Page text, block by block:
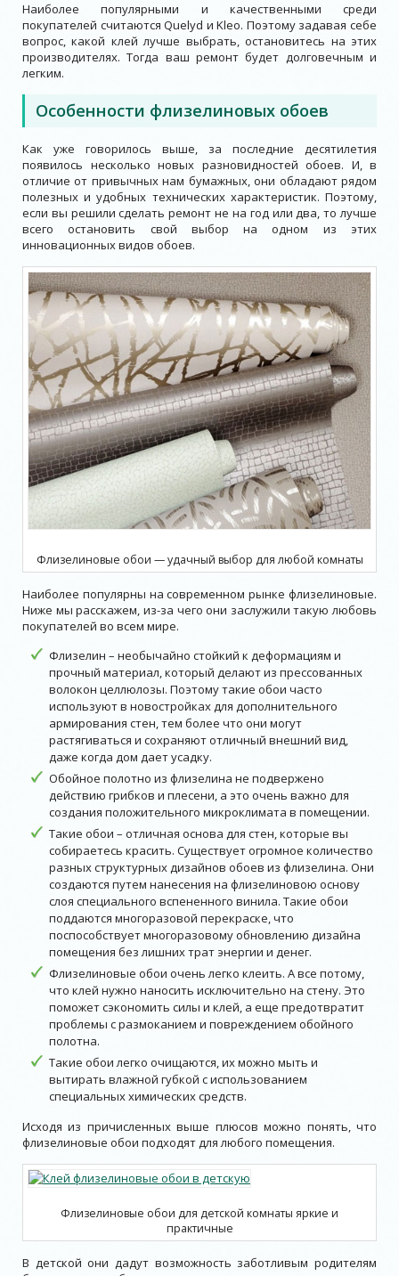
Наиболее популярными и качественными среди
покупателей считаются Quelyd и Kleo. Поэтому задавая себе
вопрос, какой клей лучше выбрать, остановитесь на этих
производителях. Тогда ваш ремонт будет долговечным и
легким.
Особенности флизелиновых обоев
Как уже говорилось выше, за последние десятилетия
появилось несколько новых разновидностей обоев. И, в
отличие от привычных нам бумажных, они обладают рядом
полезных и удобных технических характеристик. Поэтому,
если вы решили сделать ремонт не на год или два, то лучше
всего остановить свой выбор на одном из этих
инновационных видов обоев.
Флизелиновые обои — удачный выбор для любой комнаты
Наиболее популярны на современном рынке флизелиновые.
Ниже мы расскажем, из-за чего они заслужили такую любовь
покупателей во всем мире.
Флизелин – необычайно стойкий к деформациям и
прочный материал, который делают из прессованных
волокон целлюлозы. Поэтому такие обои часто
используют в новостройках для дополнительного
армирования стен, тем более что они могут
растягиваться и сохраняют отличный внешний вид,
даже когда дом дает усадку.
Обойное полотно из флизелина не подвержено
действию грибков и плесени, а это очень важно для
создания положительного микроклимата в помещении.
Такие обои – отличная основа для стен, которые вы
собираетесь красить. Существует огромное количество
разных структурных дизайнов обоев из флизелина. Они
создаются путем нанесения на флизелиновою основу
слоя специального вспененного винила. Такие обои
поддаются многоразовой перекраске, что
поспособствует многоразовому обновлению дизайна
помещения без лишних трат энергии и денег.
Флизелиновые обои очень легко клеить. А все потому,
что клей нужно наносить исключительно на стену. Это
поможет сэкономить силы и клей, а еще предотвратит
проблемы с размоканием и повреждением обойного
полотна.
Такие обои легко очищаются, их можно мыть и
вытирать влажной губкой с использованием
специальных химических средств.
Исходя из причисленных выше плюсов можно понять, что
флизелиновые обои подходят для любого помещения.
Флизелиновые обои для детской комнаты яркие и
практичные
В детской они дадут возможность заботливым родителям